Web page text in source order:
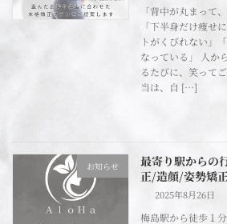
「背中が丸まって
「下半身だけ痩せ
トがくびれない」
なっている」 人か
るたびに、笑って
当は、自 […]
お知らせ
最寄り駅から
正/造顔/姿勢矯正
2025年8月26日
梅島駅から徒歩１